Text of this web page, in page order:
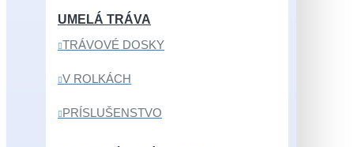
UMELÁ TRÁVA
TRÁVOVÉ DOSKY
V ROLKÁCH
PRÍSLUŠENSTVO